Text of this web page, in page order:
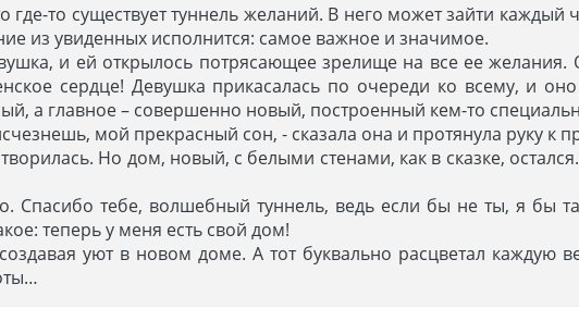
то существует туннель желаний. В него может зайти каждый
из увиденных исполнится: самое важное и значимое.
и ей открылось потрясающее зрелище на все ее желания.
сердце! Девушка прикасалась по очереди ко всему, и
а главное – совершенно новый, построенный кем-то
мой прекрасный сон, - сказала она и протянула руку к
Но дом, новый, с белыми стенами, как в сказке,
Спасибо тебе, волшебный туннель, ведь если бы не ты, я бы
теперь у меня есть свой дом!
уют в новом доме. А тот буквально расцветал каждую